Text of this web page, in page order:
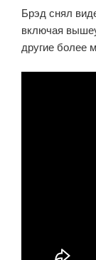
Брэд снял
включая
другие более